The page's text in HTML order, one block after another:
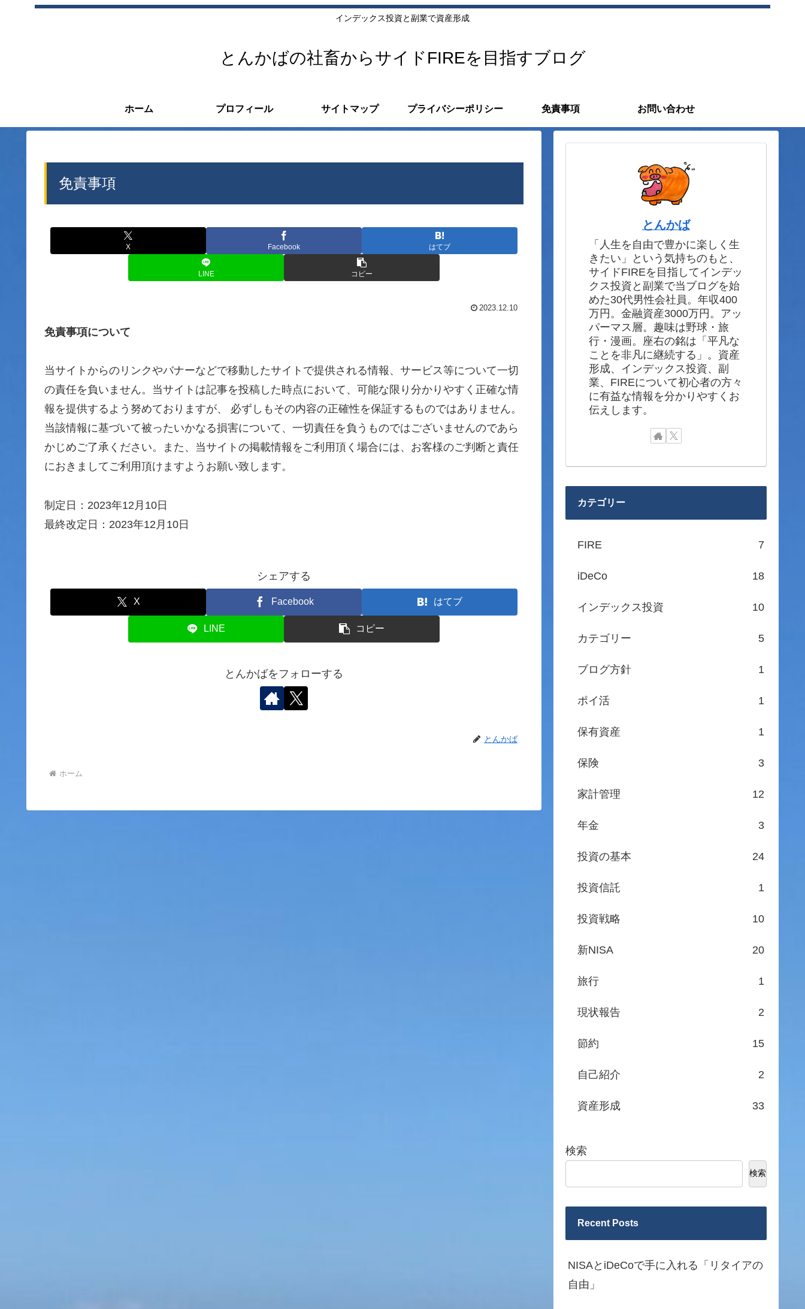
インデックス投資と副業で資産形成
とんかばの社畜からサイドFIREを目指すブログ
ホーム プロフィール サイトマップ プライバシーポリシー 免責事項 お問い合わせ
免責事項
X Facebook はてブ
LINE コピー
2023.12.10
免責事項について
当サイトからのリンクやバナーなどで移動したサイトで提供される情報、サービス等について一切
の責任を負いません。当サイトは記事を投稿した時点において、可能な限り分かりやすく正確な情
報を提供するよう努めておりますが、 必ずしもその内容の正確性を保証するものではありません。
当該情報に基づいて被ったいかなる損害について、一切責任を負うものではございませんのであら
かじめご了承ください。また、当サイトの掲載情報をご利用頂く場合には、お客様のご判断と責任
におきましてご利用頂けますようお願い致します。
制定日：2023年12月10日
最終改定日：2023年12月10日
シェアする
X Facebook はてブ
LINE コピー
とんかばをフォローする
とんかば
ホーム
とんかば
「人生を自由で豊かに楽しく生
きたい」という気持ちのもと、
サイドFIREを目指してインデッ
クス投資と副業で当ブログを始
めた30代男性会社員。年収400
万円。金融資産3000万円。アッ
パーマス層。趣味は野球・旅
行・漫画。座右の銘は「平凡な
ことを非凡に継続する」。資産
形成、インデックス投資、副
業、FIREについて初心者の方々
に有益な情報を分かりやすくお
伝えします。
カテゴリー
FIRE 7
iDeCo 18
インデックス投資 10
カテゴリー 5
ブログ方針 1
ポイ活 1
保有資産 1
保険 3
家計管理 12
年金 3
投資の基本 24
投資信託 1
投資戦略 10
新NISA 20
旅行 1
現状報告 2
節約 15
自己紹介 2
資産形成 33
検索
検索
Recent Posts
NISAとiDeCoで手に入れる「リタイアの
自由」